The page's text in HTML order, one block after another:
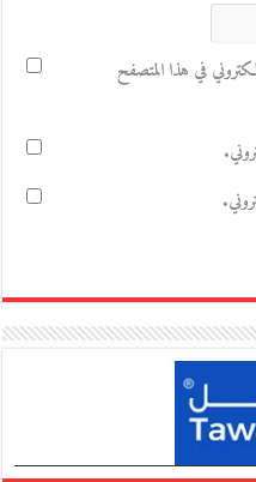
في هذا المتصفح